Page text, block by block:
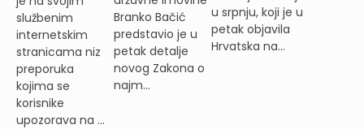
službenim
internetskim
stranicama niz
preporuka
kojima se
korisnike
upozorava na ...
Branko Bačić
predstavio je u
petak detalje
novog Zakona o
najm...
u srpnju, koji je u
petak objavila
Hrvatska na...